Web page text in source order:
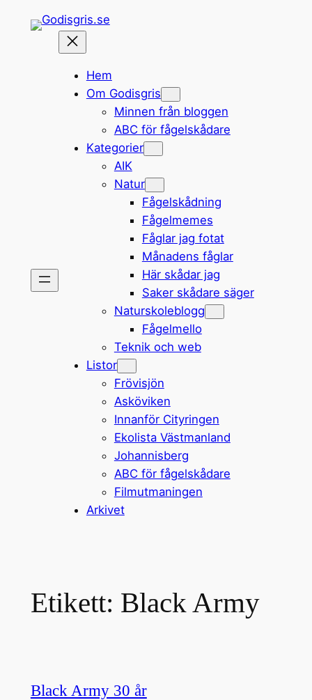
Hem
Om Godisgris
Minnen från bloggen
ABC för fågelskådare
Kategorier
AIK
Natur
Fågelskådning
Fågelmemes
Fåglar jag fotat
Månadens fåglar
Här skådar jag
Saker skådare säger
Naturskoleblogg
Fågelmello
Teknik och web
Listor
Frövisjön
Asköviken
Innanför Cityringen
Ekolista Västmanland
Johannisberg
ABC för fågelskådare
Filmutmaningen
Arkivet
Etikett: Black Army
Black Army 30 år